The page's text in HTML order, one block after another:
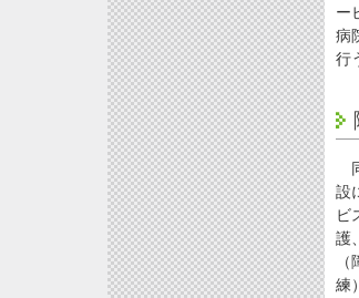
ー
病
行
設
ビ
護
練